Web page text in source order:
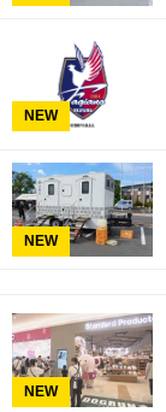
NEW
NEW
NEW